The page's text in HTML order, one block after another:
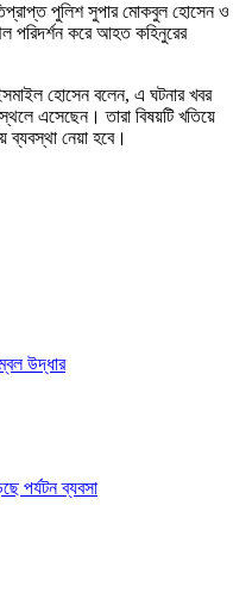
পুলিশ সুপার মোকবুল হোসেন ও
পরিদর্শন করে আহত কহিনুরের
হোসেন বলেন, এ ঘটনার খবর
এসেছেন। তারা বিষয়টি খতিয়ে
নেয়া হবে।
উদ্ধার
পর্যটন ব্যবসা